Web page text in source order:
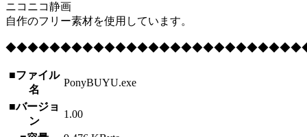
ニコニコ静画
自作のフリー素材を使用しています。
■ファイル
名
PonyBUYU.exe
■バージョ
ン
1.00